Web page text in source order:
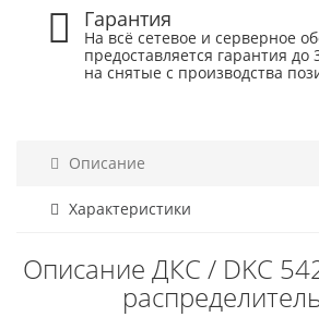
Гарантия
На всё сетевое и серверное
предоставляется гарантия до
на снятые с производства
Описание
Характеристики
Описание ДКС / DKC